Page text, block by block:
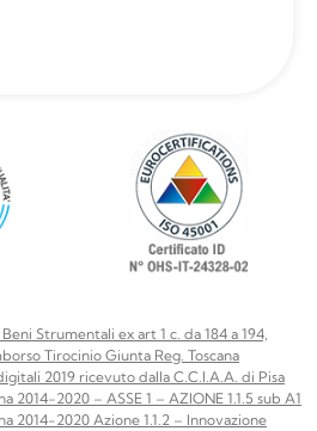
Strumentali ex art 1 c. da 184 a 194,
Tirocinio Giunta Reg. Toscana
2019 ricevuto dalla C.C.I.A.A. di Pisa
2014-2020 – ASSE 1 – AZIONE 1.1.5 sub A1
2014-2020 Azione 1.1.2 – Innovazione